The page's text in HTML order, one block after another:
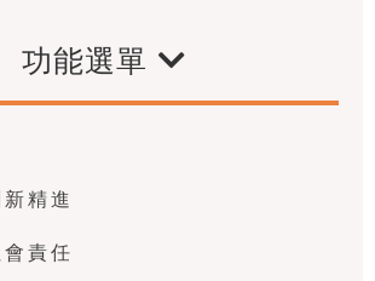
功能選單
精進
責任